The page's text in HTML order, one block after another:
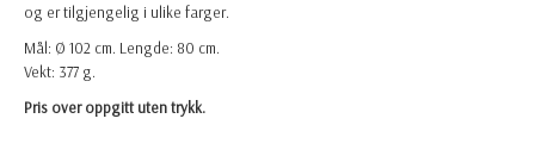
og er tilgjengelig i ulike farger.
Mål: Ø 102 cm. Lengde: 80 cm.
Vekt: 377 g.
Pris over oppgitt uten trykk.